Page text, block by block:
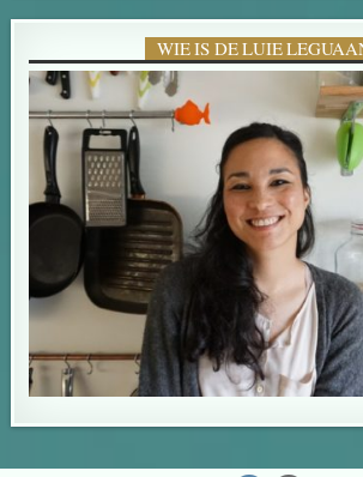
WIE IS DE LUIE